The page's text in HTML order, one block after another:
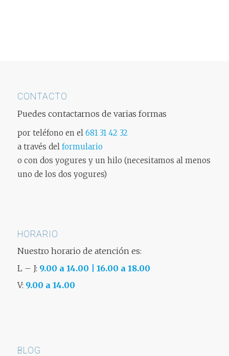
CONTACTO
Puedes contactarnos de varias formas
por teléfono en el 681 31 42 32
a través del formulario
o con dos yogures y un hilo (necesitamos al menos
uno de los dos yogures)
HORARIO
Nuestro horario de atención es:
L – J: 9.00 a 14.00 | 16.00 a 18.00
V: 9.00 a 14.00
BLOG